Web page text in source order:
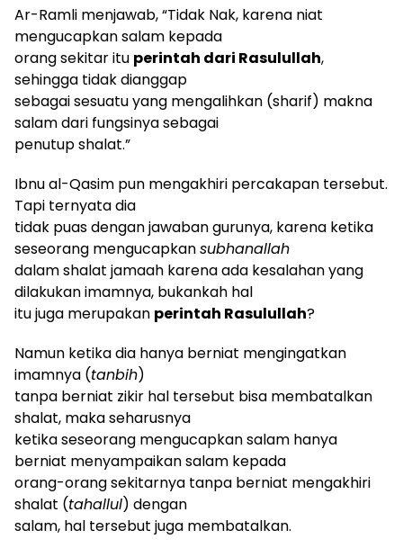
Ar-Ramli menjawab, “Tidak Nak, karena niat
mengucapkan salam kepada
orang sekitar itu perintah dari Rasulullah,
sehingga tidak dianggap
sebagai sesuatu yang mengalihkan (sharif) makna
salam dari fungsinya sebagai
penutup shalat.”
Ibnu al-Qasim pun mengakhiri percakapan tersebut.
Tapi ternyata dia
tidak puas dengan jawaban gurunya, karena ketika
seseorang mengucapkansubhanallah
dalam shalat jamaah karena ada kesalahan yang
dilakukan imamnya, bukankah hal
itu juga merupakan perintah Rasulullah?
Namun ketika dia hanya berniat mengingatkan
imamnya (tanbih)
tanpa berniat zikir hal tersebut bisa membatalkan
shalat, maka seharusnya
ketika seseorang mengucapkan salam hanya
berniat menyampaikan salam kepada
orang-orang sekitarnya tanpa berniat mengakhiri
shalat (tahallul) dengan
salam, hal tersebut juga membatalkan.